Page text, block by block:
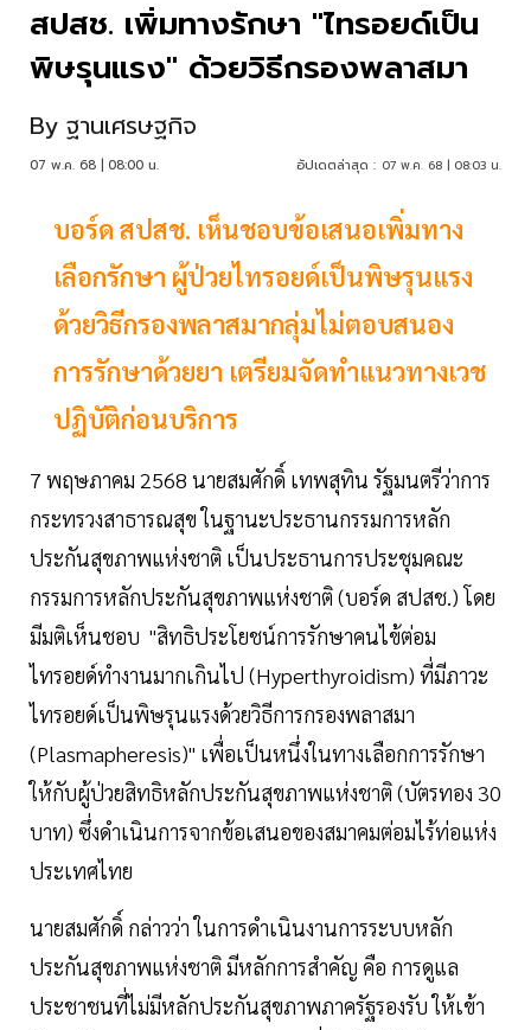
สปสช. เพิ่มทางรักษา "ไทรอยด์เป็น
พิษรุนแรง" ด้วยวิธีกรองพลาสมา
By ฐานเศรษฐกิจ
07 พ.ค. 68 | 08:00 น. อัปเดตล่าสุด : 07 พ.ค. 68 | 08:03 น.
บอร์ด สปสช. เห็นชอบข้อเสนอเพิ่มทาง
เลือกรักษา ผู้ป่วยไทรอยด์เป็นพิษรุนแรง
ด้วยวิธีกรองพลาสมากลุ่มไม่ตอบสนอง
การรักษาด้วยยา เตรียมจัดทำแนวทางเวช
ปฏิบัติก่อนบริการ
7 พฤษภาคม 2568 นายสมศักดิ์ เทพสุทิน รัฐมนตรีว่าการ
กระทรวงสาธารณสุข ในฐานะประธานกรรมการหลัก
ประกันสุขภาพแห่งชาติ เป็นประธานการประชุมคณะ
กรรมการหลักประกันสุขภาพแห่งชาติ (บอร์ด สปสช.) โดย
มีมติเห็นชอบ "สิทธิประโยชน์การรักษาคนไข้ต่อม
ไทรอยด์ทำงานมากเกินไป (Hyperthyroidism) ที่มีภาวะ
ไทรอยด์เป็นพิษรุนแรงด้วยวิธีการกรองพลาสมา
(Plasmapheresis)" เพื่อเป็นหนึ่งในทางเลือกการรักษา
ให้กับผู้ป่วยสิทธิหลักประกันสุขภาพแห่งชาติ (บัตรทอง 30
บาท) ซึ่งดำเนินการจากข้อเสนอของสมาคมต่อมไร้ท่อแห่ง
ประเทศไทย
นายสมศักดิ์ กล่าวว่า ในการดำเนินงานการระบบหลัก
ประกันสุขภาพแห่งชาติ มีหลักการสำคัญ คือ การดูแล
ประชาชนที่ไม่มีหลักประกันสุขภาพภาครัฐรองรับ ให้เข้า